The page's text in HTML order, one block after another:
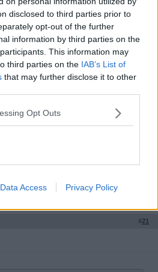
disclosed to third parties prior to
opt-out of the further
information by third parties on the
This information may
third parties on the IAB’s List of
that may further disclose it to other
Opt Outs
Data Access Privacy Policy
är däremot ganska subjektivt. Det
inte jag skriver under på, och
försöka bidra till välfungerande
en.
Citera
Inlägg: 3 614
i militärforumet.
#21